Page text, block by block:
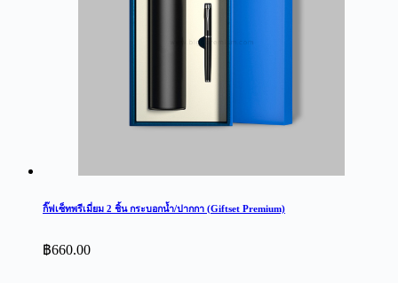
กิ๊ฟเซ็ทพรีเมี่ยม 2 ชิ้น กระบอกน้ำ/ปากกา (Giftset Premium)
฿660.00